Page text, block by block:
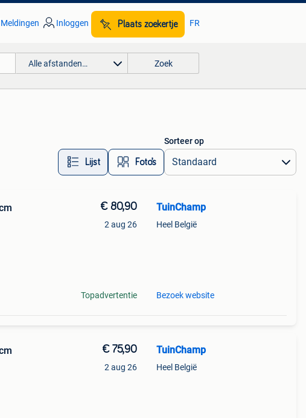
Meldingen Inloggen Plaats zoekertje FR
Alle afstanden… Zoek
Lijst Foto’s
Sorteer op
€ 80,90
2 aug 26
Topadvertentie
TuinChamp
Heel België
Bezoek website
€ 75,90
2 aug 26
TuinChamp
Heel België